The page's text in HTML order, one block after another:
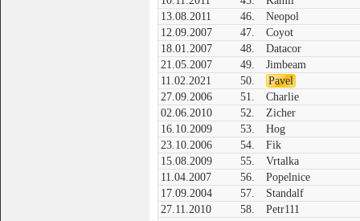
13.08.2011
46.
Neopol
12.09.2007
47.
Coyot
18.01.2007
48.
Datacor
21.05.2007
49.
Jimbeam
11.02.2021
50.
Pavel
27.09.2006
51.
Charlie
02.06.2010
52.
Zicher
16.10.2009
53.
Hog
23.10.2006
54.
Fik
15.08.2009
55.
Vrtalka
11.04.2007
56.
Popelnice
17.09.2004
57.
Standalf
27.11.2010
58.
Petr111